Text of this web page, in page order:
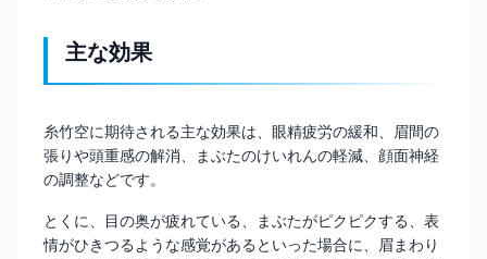
主な効果
糸竹空に期待される主な効果は、眼精疲労の緩和、眉間の
張りや頭重感の解消、まぶたのけいれんの軽減、顔面神経
の調整などです。
とくに、目の奥が疲れている、まぶたがピクピクする、表
情がひきつるような感覚があるといった場合に、眉まわり